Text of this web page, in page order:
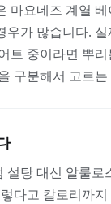
마요네즈 계열
우가 많습니다.
트 중이라면 뿌
구분해서 고르
탕 대신 알룰
다고 칼로리까